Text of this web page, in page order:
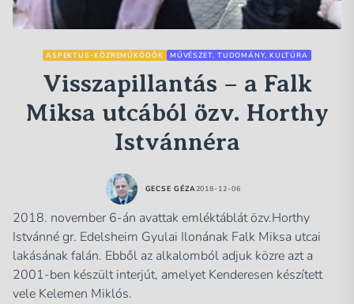
ASPEKTUS-KÖZREMŰKÖDŐK MŰVÉSZET, TUDOMÁNY, KULTÚRA
Visszapillantás – a Falk
Miksa utcából özv. Horthy
Istvánnéra
GECSE GÉZA2018-12-06
2018. november 6-án avattak emléktáblát özv.Horthy
Istvánné gr. Edelsheim Gyulai Ilonának Falk Miksa utcai
lakásának falán. Ebből az alkalomból adjuk közre azt a
2001-ben készült interjút, amelyet Kenderesen készített
vele Kelemen Miklós.